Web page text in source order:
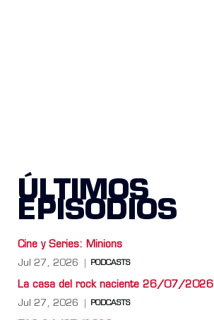
ÚLTIMOS
EPISODIOS
Cine y Series: Minions
Jul 27, 2026 PODCASTS
La casa del rock naciente 26/07/2026
Jul 27, 2026 PODCASTS